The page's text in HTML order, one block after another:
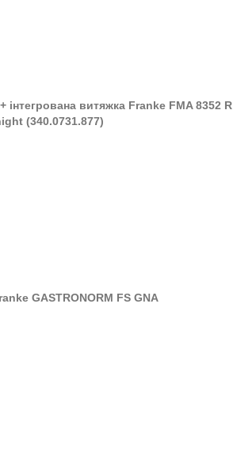
інтегрована витяжка Franke FMA 8352 R
(340.0731.877)
GASTRONORM FS GNA